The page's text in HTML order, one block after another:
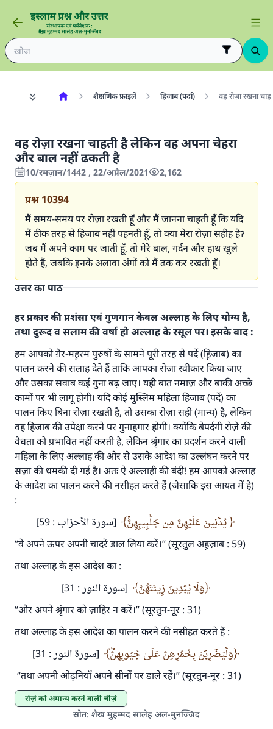
शैक्षणिक फ़ाइलें हिजाब (पर्दा) वह रोज़ा रखना
वह रोज़ा रखना चाहती है लेकिन वह अपना चेहरा
और बाल नहीं ढकती है
10/रमज़ान/1442 , 22/अप्रैल/2021 2,162
प्रश्न 10394
मैं समय-समय पर रोज़ा रखती हूँ और मैं जानना चाहती हूँ कि यदि
मैं ठीक तरह से हिजाब नहीं पहनती हूँ, तो क्या मेरा रोज़ा सहीह हैॽ
जब मैं अपने काम पर जाती हूँ, तो मेरे बाल, गर्दन और हाथ खुले
होते हैं, जबकि इनके अलावा अंगों को मैं ढक कर रखती हूँ।
उत्तर का पाठ
हर प्रकार की प्रशंसा एवं गुणगान केवल अल्लाह के लिए योग्य है,
तथा दुरूद व सलाम की वर्षा हो अल्लाह के रसूल पर। इसके बाद :
हम आपको ग़ैर-मह़रम पुरुषों के सामने पूरी तरह से पर्दे (ह़िजाब) का
पालन करने की सलाह देते हैं ताकि आपका रोज़ा स्वीकार किया जाए
और उसका सवाब कई गुना बढ़ जाए। यही बात नमाज़ और बाकी अच्छे
कामों पर भी लागू होगी। यदि कोई मुस्लिम महिला हिजाब (पर्दे) का
पालन किए बिना रोज़ा रखती है, तो उसका रोज़ा सही (मान्य) है, लेकिन
वह हिजाब की उपेक्षा करने पर गुनाहगार होगी। क्योंकि बेपर्दगी रोज़े की
वैधता को प्रभावित नहीं करती है, लेकिन श्रृंगार का प्रदर्शन करने वाली
महिला के लिए अल्लाह की ओर से उसके आदेश का उल्लंघन करने पर
सज़ा की धमकी दी गई है। अतः ऐ अल्लाही की बंदी! हम आपको अल्लाह
के आदेश का पालन करने की नसीहत करते हैं (जैसाकि इस आयत में है)
:
يُدۡنِينَ عَلَيۡهِنَّ مِن جَلَٰبِيبِهِنَّۚ
[سورة الأحزاب : 59]
“वे अपने ऊपर अपनी चादरें डाल लिया करें।” (सूरतुल अह़ज़ाब : 59)
तथा अल्लाह के इस आदेश का :
وَلَا يُبۡدِينَ زِينَتَهُنَّ
[سورة النور : 31]
“और अपने श्रृंगार को ज़ाहिर न करें।” (सूरतुन-नूर : 31)
तथा अल्लाह के इस आदेश का पालन करने की नसीहत करते हैं :
وَلۡيَضۡرِبۡنَ بِخُمُرِهِنَّ عَلَىٰ جُيُوبِهِنَّۖ
[سورة النور : 31]
“तथा अपनी ओढ़नियाँ अपने सीनों पर डाले रहें।” (सूरतुन-नूर : 31)
रोज़े को अमान्य करने वाली चीज़ें
स्रोत: शैख मुहम्मद सालेह अल-मुनज्जिद
उत्तर संख्या 110845 ने एक शादी बचाई।.
उम्मत के प्रश्नों का उत्तर देने में हमारी सहायता करें
अल्लाह के रसूल सल्लल्लाहु अलैहि व सल्लम ने फरमाया :
'जो व्यक्ति भलाई का मार्ग दर्शाए, उसके लिए उस भलाई के
करने वाले के समान प्रतिफल है।''
(मुस्लिम : 1893).
योगदान करें